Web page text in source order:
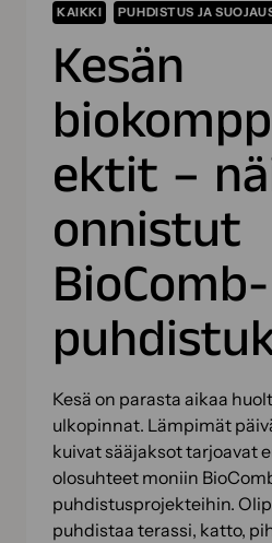
KAIKKI PUHDISTUS JA
Kesän
ektit –
onnistut
BioComb-
Kesä on parasta aikaa
ulkopinnat. Lämpimät
kuivat sääjaksot tarjoavat
olosuhteet moniin
puhdistusprojekteihin.
puhdistaa terassi, katto,